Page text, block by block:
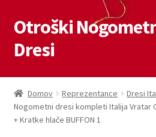
Skip
to
navigation
Skip
to
content
Otroški
Dresi
Domov
Blog
Domov Reprezentance Dresi
Nogometni dresi kompleti Italija Vratar
+ Kratke hlače BUFFON 1